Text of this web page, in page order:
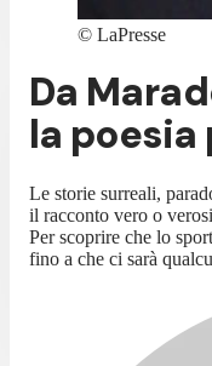
© LaPresse
Da
la
Le storie surreali,
il racconto vero o
Per scoprire che lo
fino a che ci sarà